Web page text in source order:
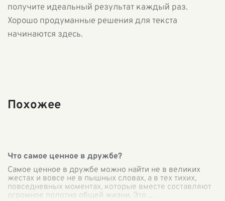
получите идеальный результат каждый раз.
Хорошо продуманные решения для текста
начинаются здесь.
Похожее
Что самое ценное в дружбе?
Самое ценное в дружбе можно найти не в великих
жестах и вовсе не в пышных словах, а в тех тихих,
повседневных моментах, которые вместе составляют
огромное полотно общей жизни. Это